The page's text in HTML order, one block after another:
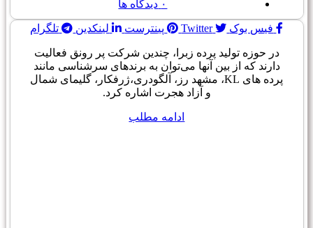
۰ دیدگاه ها
فیس بوک Twitter پینترست لینکدین تلگرام
در حوزه تولید پرده زبرا، چندین شرکت پر رونق فعالیت
دارند که از بین آنها می‌توان به برندهای سرشناسی مانند
پرده های KL، مشهد رز، آلگودری،ژرفکار، گلیمای شمال
و آزاد هجرت اشاره کرد.
ادامه مطلب